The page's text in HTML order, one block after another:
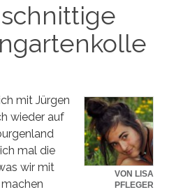
schnittige
VON LISA
PFLEGER
mit Jürgen
wieder auf
mal die
wir mit